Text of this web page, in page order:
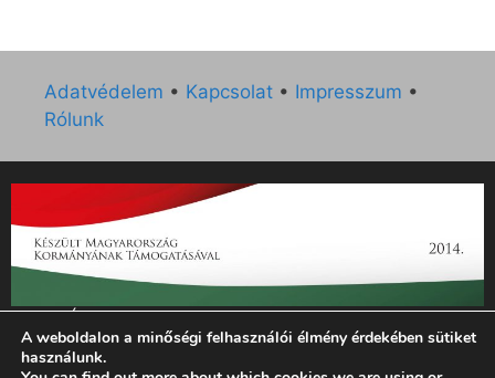
Adatvédelem • Kapcsolat • Impresszum •
Rólunk
„Az Új Ember katolikus hetilap 2014. évi működésének
támogatását az EGYH-KCP-14-P-0121 sz. támogatási
szerződés keretében 3 000 000 Ft összegben támogatta az
A weboldalon a minőségi felhasználói élmény érdekében sütiket
használunk.